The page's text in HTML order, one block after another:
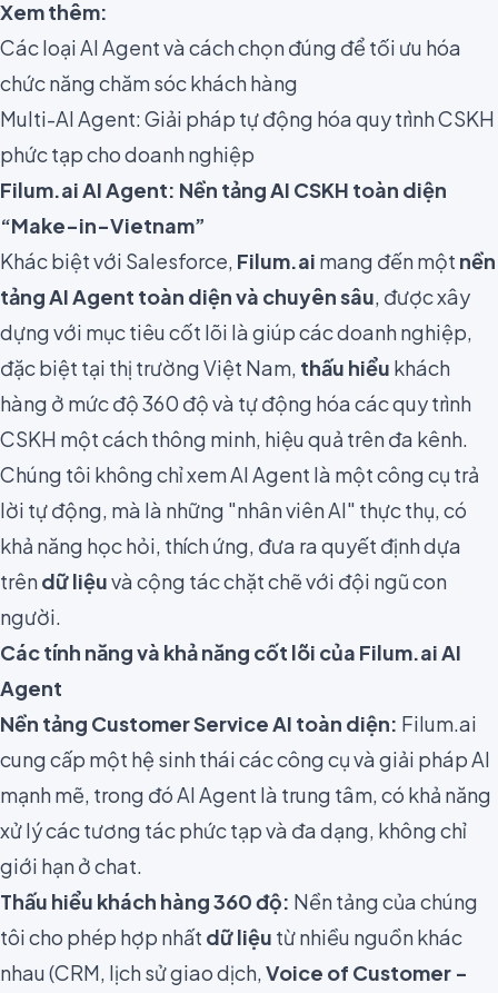
Xem thêm:
Các loại AI Agent và cách chọn đúng để tối ưu hóa
chức năng chăm sóc khách hàng
Multi-AI Agent: Giải pháp tự động hóa quy trình CSKH
phức tạp cho doanh nghiệp
Filum.ai AI Agent: Nền tảng AI CSKH toàn diện
“Make-in-Vietnam”
Khác biệt với Salesforce, Filum.ai mang đến một nền
tảng AI Agent toàn diện và chuyên sâu, được xây
dựng với mục tiêu cốt lõi là giúp các doanh nghiệp,
đặc biệt tại thị trường Việt Nam, thấu hiểu khách
hàng ở mức độ 360 độ và tự động hóa các quy trình
CSKH một cách thông minh, hiệu quả trên đa kênh.
Chúng tôi không chỉ xem AI Agent là một công cụ trả
lời tự động, mà là những "nhân viên AI" thực thụ, có
khả năng học hỏi, thích ứng, đưa ra quyết định dựa
trêndữ liệuvà cộng tác chặt chẽ với đội ngũ con
người.
Các tính năng và khả năng cốt lõi của Filum.ai AI
Agent
Nền tảng Customer Service AI toàn diện: Filum.ai
cung cấp một hệ sinh thái các công cụ và giải pháp AI
mạnh mẽ, trong đó AI Agent là trung tâm, có khả năng
xử lý các tương tác phức tạp và đa dạng, không chỉ
giới hạn ở chat.
Thấu hiểu khách hàng 360 độ: Nền tảng của chúng
tôi cho phép hợp nhất dữ liệu từ nhiều nguồn khác
nhau (CRM, lịch sử giao dịch,Voice of Customer -